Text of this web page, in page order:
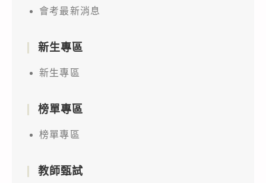
會考最新消息
新生專區
新生專區
榜單專區
榜單專區
教師甄試